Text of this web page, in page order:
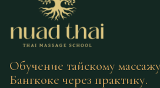
Обучение тайскому
Бангкоке через практику.